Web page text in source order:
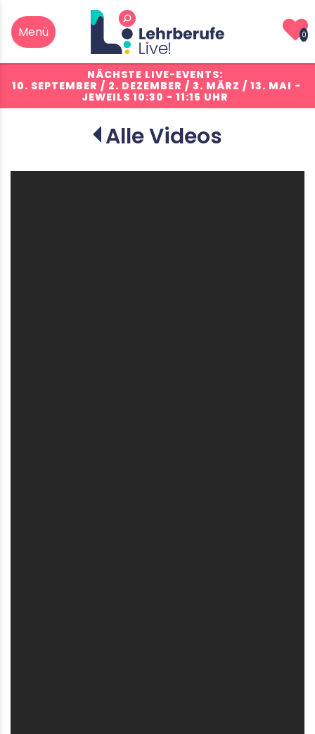
0
NÄCHSTE LIVE-EVENTS:
10. SEPTEMBER / 2. DEZEMBER / 3. MÄRZ / 13. MAI -
JEWEILS 10:30 - 11:15 UHR
Alle Videos